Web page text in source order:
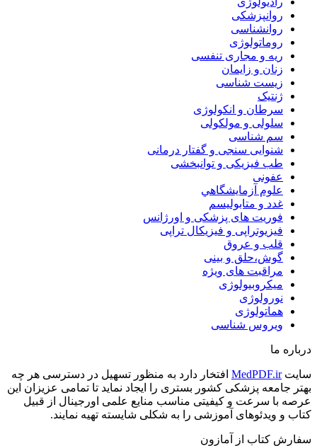
روانپزشکی
روانشناسی
روماتولوژی
ریه و مجاری تنفسی
زنان و زایمان
زیست شناسی
ژنتیک
سرطان و انکولوژی
سلولی و مولکولی
سم شناسی
شنوایی سنجی و گفتار درمانی
طب فیزیکی و توانبخشی
عفونی
علوم آزمايشگاهي
غدد و متابولیسم
فوریت های پزشکی و اورژانس
فیزیوتراپی و فیزیکال تراپی
قلب و عروق
گوش،حلق و بینی
مراقبت های ویژه
میکروبیولوژی
نورولوژی
هماتولوژی
ویروس شناسی
درباره ما
سایتMedPDF.ir افتخار دارد به منظور تسهیل در دسترسی هر چه
بهتر جامعه پزشکی کشور بستری را ایجاد نماید تا تمامی عزیزان این
عرصه با سرعت و کیفیتی مناسب منایع علمی اورجینال از قبیل
کتاب و ویدئوهای آموزشی را به شکلی شایسته تهیه نمایند.
سفارش کتاب از آمازون